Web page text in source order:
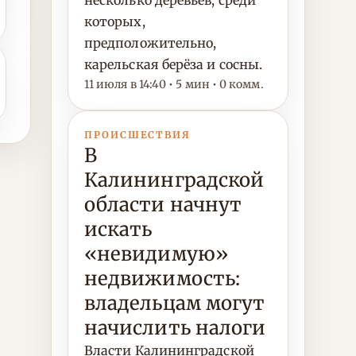
которых,
предположительно,
карельская берёза и сосны.
11 июля в 14:40 • 5 мин • 0 комм.
ПРОИСШЕСТВИЯ
В
Калининградской
области начнут
искать
«невидимую»
недвижимость:
владельцам могут
начислить налоги
Власти Калининградской